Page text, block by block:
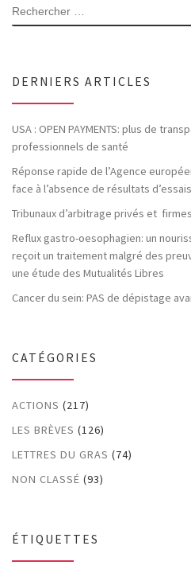
RECHERCHER
DERNIERS ARTICLES
USA : OPEN PAYMENTS: plus de
professionnels de santé
Réponse rapide de l’Agence
face à l’absence de résultats
Tribunaux d’arbitrage privés et
Reflux gastro-oesophagien: un
reçoit un traitement malgré des
une étude des Mutualités Libres
Cancer du sein: PAS de dépistage
CATÉGORIES
ACTIONS (217)
LES BRÈVES (126)
LETTRES DU GRAS (74)
NON CLASSÉ (93)
ÉTIQUETTES